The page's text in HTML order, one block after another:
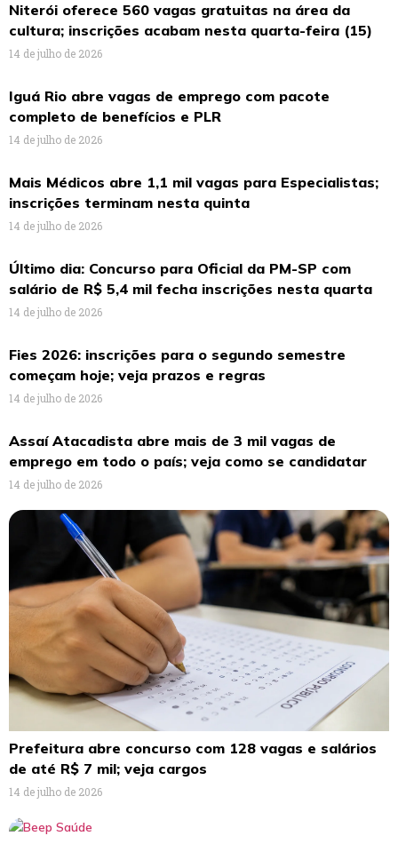
Niterói oferece 560 vagas gratuitas na área da
cultura; inscrições acabam nesta quarta-feira (15)
14 de julho de 2026
Iguá Rio abre vagas de emprego com pacote
completo de benefícios e PLR
14 de julho de 2026
Mais Médicos abre 1,1 mil vagas para Especialistas;
inscrições terminam nesta quinta
14 de julho de 2026
Último dia: Concurso para Oficial da PM-SP com
salário de R$ 5,4 mil fecha inscrições nesta quarta
14 de julho de 2026
Fies 2026: inscrições para o segundo semestre
começam hoje; veja prazos e regras
14 de julho de 2026
Assaí Atacadista abre mais de 3 mil vagas de
emprego em todo o país; veja como se candidatar
14 de julho de 2026
Prefeitura abre concurso com 128 vagas e salários
de até R$ 7 mil; veja cargos
14 de julho de 2026